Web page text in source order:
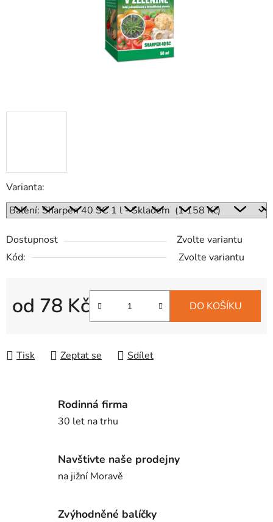
Varianta:
Dostupnost
Zvolte variantu
Kód:
Zvolte variantu
od 78 Kč DO KOŠÍKU
Tisk Zeptat se Sdílet
Rodinná firma
30 let na trhu
Navštivte naše prodejny
na jižní Moravě
Zvýhodněné balíčky